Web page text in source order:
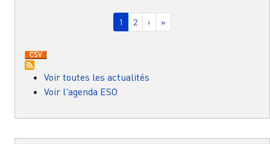
Page courante
1 Page
2 Page suivante
› Dernière page
»
Voir toutes les actualités
Voir l'agenda ESO